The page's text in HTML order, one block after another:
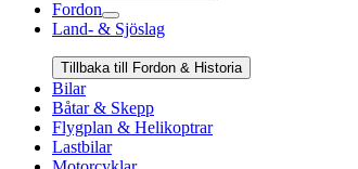
Fordon
Land- & Sjöslag
Tillbaka till Fordon & Historia
Bilar
Båtar & Skepp
Flygplan & Helikoptrar
Lastbilar